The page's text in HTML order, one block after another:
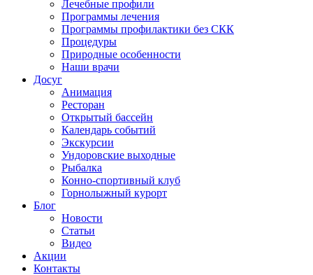
Лечебные профили
Программы лечения
Программы профилактики без СКК
Процедуры
Природные особенности
Наши врачи
Досуг
Анимация
Ресторан
Открытый бассейн
Календарь событий
Экскурсии
Ундоровские выходные
Рыбалка
Конно-спортивный клуб
Горнолыжный курорт
Блог
Новости
Статьи
Видео
Акции
Контакты